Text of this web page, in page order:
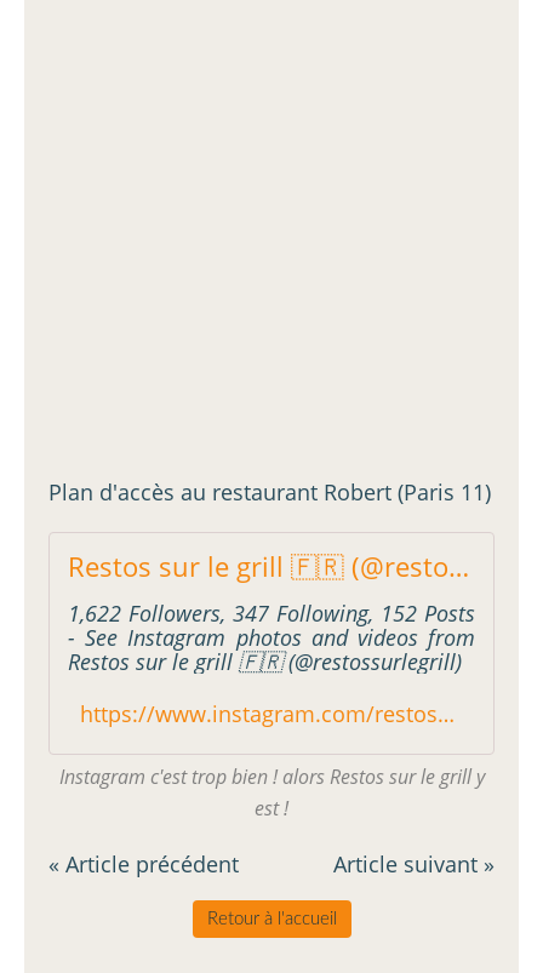
Plan d'accès au restaurant Robert (Paris 11)
Restos sur le grill 🇫🇷 (@restossurlegrill) * Instagram photos and videos
1,622 Followers, 347 Following, 152 Posts
- See Instagram photos and videos from
Restos sur le grill 🇫🇷 (@restossurlegrill)
https://www.instagram.com/restossurlegrill/
Instagram c'est trop bien ! alors Restos sur le grill y
est !
« Article précédent Article suivant »
Retour à l'accueil